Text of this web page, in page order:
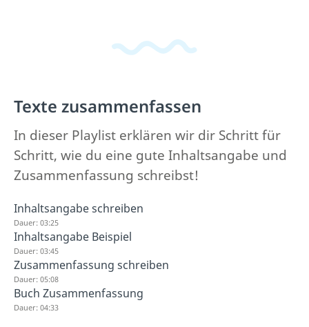
Texte zusammenfassen
In dieser Playlist erklären wir dir Schritt für
Schritt, wie du eine gute Inhaltsangabe und
Zusammenfassung schreibst!
Inhaltsangabe schreiben
Dauer: 03:25
Inhaltsangabe Beispiel
Dauer: 03:45
Zusammenfassung schreiben
Dauer: 05:08
Buch Zusammenfassung
Dauer: 04:33